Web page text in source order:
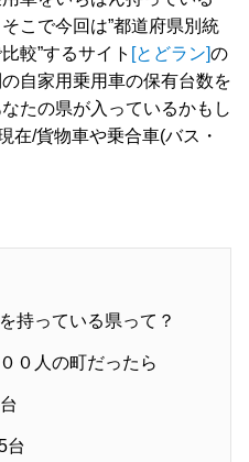
こで今回は”都道府県別統
較”するサイト [とどラン]の
自家用乗用車の保有台数を
たの県が入っているかもし
在/貨物車や乗合車(バス・
持っている県って？
０人の町だったら
台